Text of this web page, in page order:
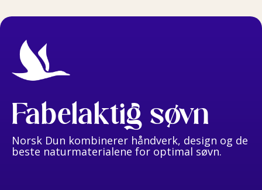
Fabelaktig søvn
Norsk Dun kombinerer håndverk, design og de
beste naturmaterialene for optimal søvn.